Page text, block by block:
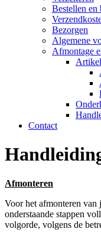
Bestellen en
Bezorgen
Algemene
Afmontage
Contact
Afmonteren
Voor het afmonteren
onderstaande stappen
volgorde, volgens de